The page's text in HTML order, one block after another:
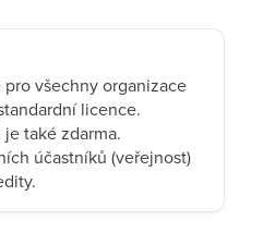
všechny organizace
licence.
také zdarma.
účastníků (veřejnost)